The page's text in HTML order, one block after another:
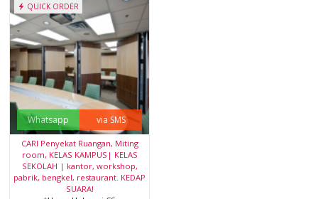
QUICK ORDER
Whatsapp via SMS
CARI Penyekat Ruangan, Miting
room, KELAS KAMPUS| KELAS
SEKOLAH | kantor, workshop,
pabrik, bengkel, restaurant. KEDAP
SUARA!